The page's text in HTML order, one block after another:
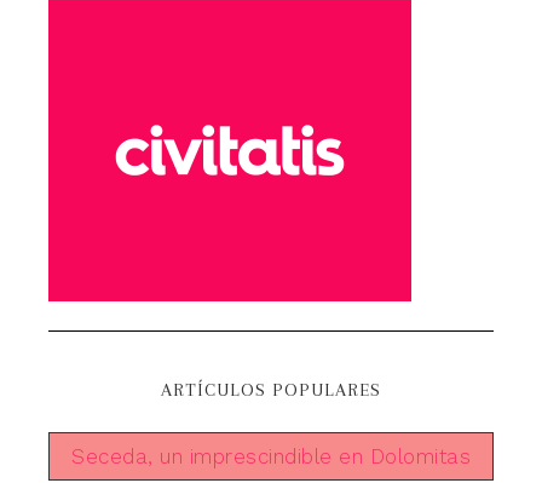
ARTÍCULOS POPULARES
Seceda, un imprescindible en Dolomitas